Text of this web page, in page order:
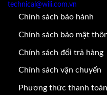
technical@wili.com.vn
Chính sách bảo hành
Chính sách bảo mật
Chính sách đổi trả hàng
Chính sách vận chuyển
Phương thức thanh toán